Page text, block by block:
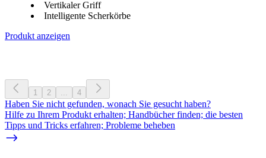
Vertikaler Griff
Intelligente Scherkörbe
Produkt anzeigen
1 2 4
Haben Sie nicht gefunden, wonach Sie gesucht haben?
Hilfe zu Ihrem Produkt erhalten; Handbücher finden; die besten
Tipps und Tricks erfahren; Probleme beheben